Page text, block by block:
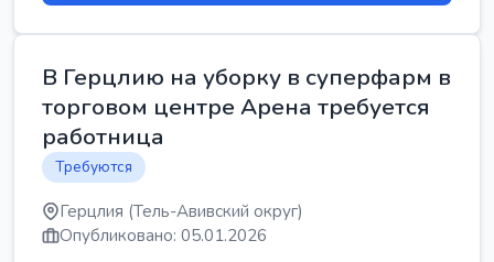
В Герцлию на уборку в суперфарм в
торговом центре Арена требуется
работница
Требуются
Герцлия (Тель-Авивский округ)
Опубликовано: 05.01.2026